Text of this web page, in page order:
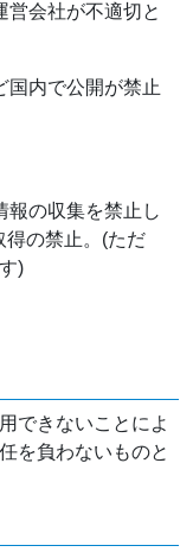
営会社が不適切と
国内で公開が禁止
報の収集を禁止し
得の禁止。(ただ
)
できないことによ
を負わないものと